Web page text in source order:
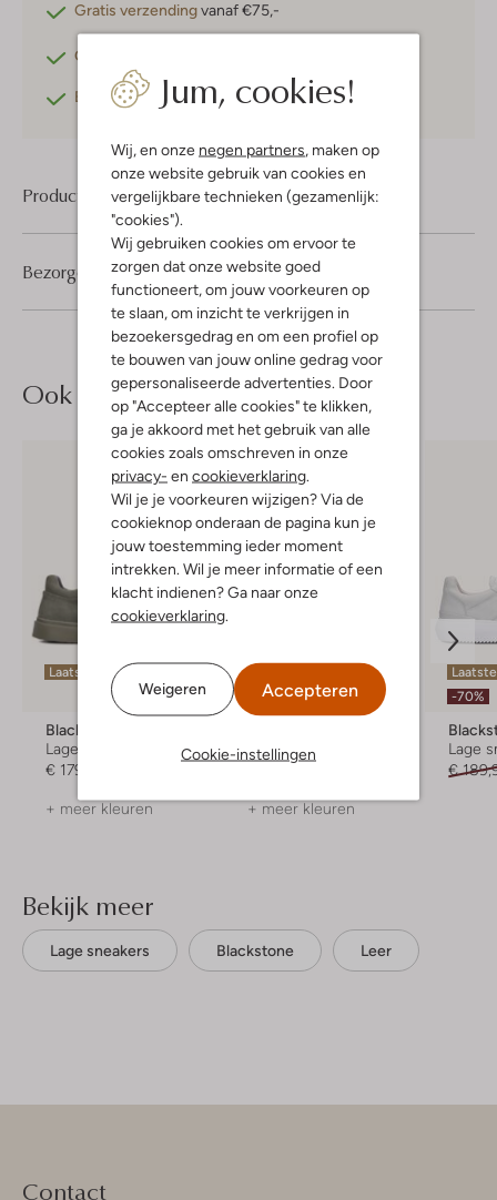
Jum, cookies!
Wij, en onze negen partners , maken op
onze website gebruik van cookies en
vergelijkbare technieken (gezamenlijk:
"cookies").
Wij gebruiken cookies om ervoor te
zorgen dat onze website goed
functioneert, om jouw voorkeuren op
te slaan, om inzicht te verkrijgen in
bezoekersgedrag en om een profiel op
te bouwen van jouw online gedrag voor
gepersonaliseerde advertenties. Door
op "Accepteer alle cookies" te klikken,
ga je akkoord met het gebruik van alle
cookies zoals omschreven in onze
privacy- en cookieverklaring
Wil je je voorkeuren wijzigen? Via de
cookieknop onderaan de pagina kun je
jouw toestemming ieder moment
intrekken. Wil je meer informatie of een
klacht indienen? Ga naar onze
cookieverklaring
Weigeren Accepteren
Cookie-instellingen
Gratis verzendingvanaf €75,-
Gratis retourneren
Betaal achterafmet Klarna
Product informatie
Bezorgen & retourneren
Ook iets voor jou?
Laatste maten
Blackstone
Lage sneakers
€ 179,95
+ meer kleuren
-40%
Lage sneakers
+ meer kleuren
-70%
Lage
€
Bekijk meer
Lage sneakers Blackstone Leer
Contact